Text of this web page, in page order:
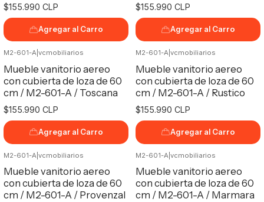
$155.990 CLP
Agregar al Carro
$155.990 CLP
Agregar al Carro
M2-601-A| vcmobiliarios
Mueble vanitorio aereo
con cubierta de loza de 60
cm / M2-601-A / Toscana
$155.990 CLP
Agregar al Carro
M2-601-A| vcmobiliarios
Mueble vanitorio aereo
con cubierta de loza de 60
cm / M2-601-A / Rustico
$155.990 CLP
Agregar al Carro
M2-601-A| vcmobiliarios
Mueble vanitorio aereo
con cubierta de loza de 60
cm / M2-601-A / Provenzal
M2-601-A| vcmobiliarios
Mueble vanitorio aereo
con cubierta de loza de 60
cm / M2-601-A / Marmara